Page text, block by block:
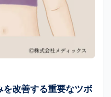
を改善する重要なツボ